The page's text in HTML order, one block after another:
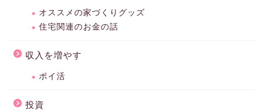
オススメの家づくりグッズ
住宅関連のお金の話
収入を増やす
ポイ活
投資